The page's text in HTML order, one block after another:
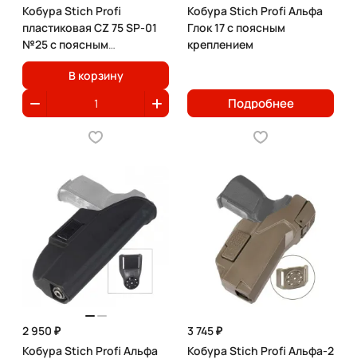
Кобура Stich Profi
пластиковая CZ 75 SP-01
№25 с поясным
креплением / Черный
В корзину
Кобура Stich Profi Альфа
Глок 17 с поясным
креплением
Подробнее
2 950 ₽
Кобура Stich Profi Альфа
3 745 ₽
Кобура Stich Profi Альфа-2